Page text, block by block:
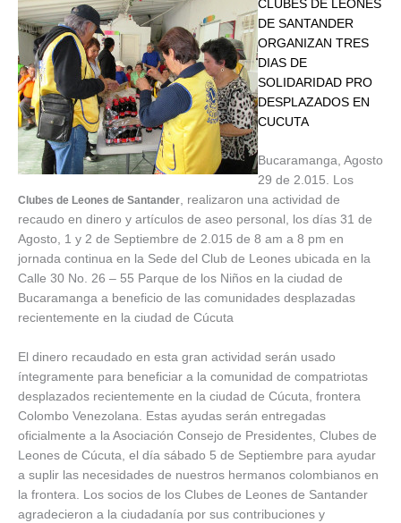
CLUBES DE LEONES
DE SANTANDER
ORGANIZAN TRES
DIAS DE
SOLIDARIDAD PRO
DESPLAZADOS EN
CUCUTA
Bucaramanga, Agosto
29 de 2.015. Los
Clubes de Leones de Santander, realizaron una actividad de
recaudo en dinero y artículos de aseo personal, los días 31 de
Agosto, 1 y 2 de Septiembre de 2.015 de 8 am a 8 pm en
jornada continua en la Sede del Club de Leones ubicada en la
Calle 30 No. 26 – 55 Parque de los Niños en la ciudad de
Bucaramanga a beneficio de las comunidades desplazadas
recientemente en la ciudad de Cúcuta
El dinero recaudado en esta gran actividad serán usado
íntegramente para beneficiar a la comunidad de compatriotas
desplazados recientemente en la ciudad de Cúcuta, frontera
Colombo Venezolana. Estas ayudas serán entregadas
oficialmente a la Asociación Consejo de Presidentes, Clubes de
Leones de Cúcuta, el día sábado 5 de Septiembre para ayudar
a suplir las necesidades de nuestros hermanos colombianos en
la frontera. Los socios de los Clubes de Leones de Santander
agradecieron a la ciudadanía por sus contribuciones y